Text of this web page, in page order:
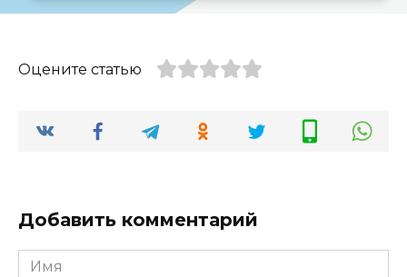
Оцените статью
Добавить комментарий
Имя